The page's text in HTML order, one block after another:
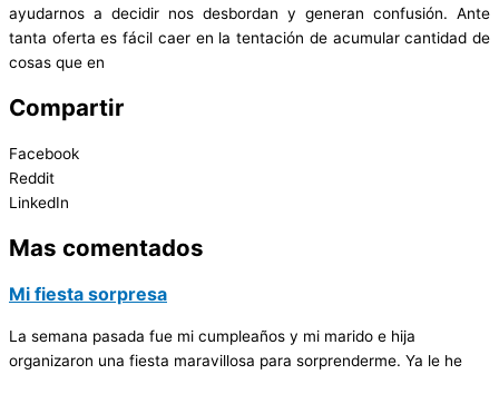
ayudarnos a decidir nos desbordan y generan confusión. Ante
tanta oferta es fácil caer en la tentación de acumular cantidad de
cosas que en
Compartir
Facebook
Reddit
LinkedIn
Mas comentados
Mi fiesta sorpresa
La semana pasada fue mi cumpleaños y mi marido e hija
organizaron una fiesta maravillosa para sorprenderme. Ya le he